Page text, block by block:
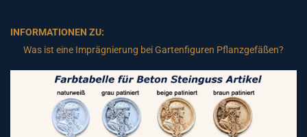
INFORMATIONEN ZU:
Was ist eine Imprägnierung bei Gartenfiguren Pflanzgefäßen?